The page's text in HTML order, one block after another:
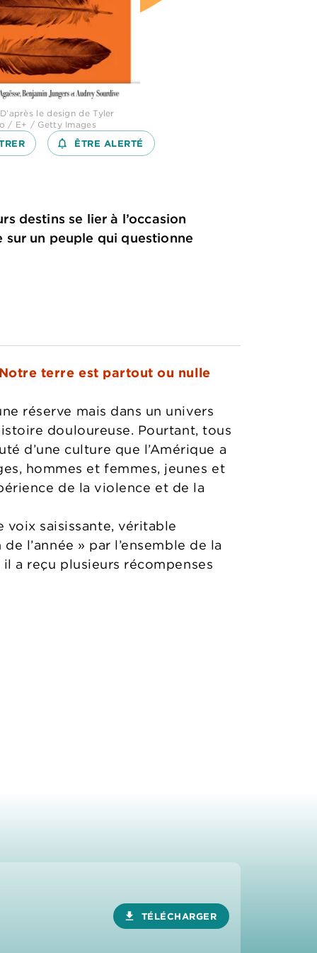
le design de Tyler
/ E+ / Getty Images
notifications_none_outlined
ÊTRE ALERTÉ
destins se lier à l’occasion
un peuple qui questionne
terre est partout ou nulle
réserve mais dans un univers
douloureuse. Pourtant, tous
d’une culture que l’Amérique a
hommes et femmes, jeunes et
de la violence et de la
saisissante, véritable
l’année » par l’ensemble de la
a reçu plusieurs récompenses
download TÉLÉCHARGER